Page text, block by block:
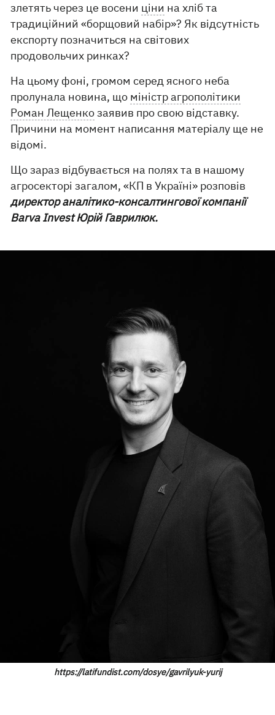
злетять через це восени ціни на хліб та
традиційний «борщовий набір»? Як відсутність
експорту позначиться на світових
продовольчих ринках?
На цьому фоні, громом серед ясного неба
пролунала новина, що міністр агрополітики
Роман Лещенкозаявив про свою відставку.
Причини на момент написання матеріалу ще не
відомі.
Що зараз відбувається на полях та в нашому
агросекторі загалом, «КП в Україні» розповів
директор аналітико-консалтингової компанії
Barva Invest Юрій Гаврилюк.
https://latifundist.com/dosye/gavrilyuk-yurij